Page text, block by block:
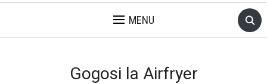
MENU
Gogosi la Airfryer